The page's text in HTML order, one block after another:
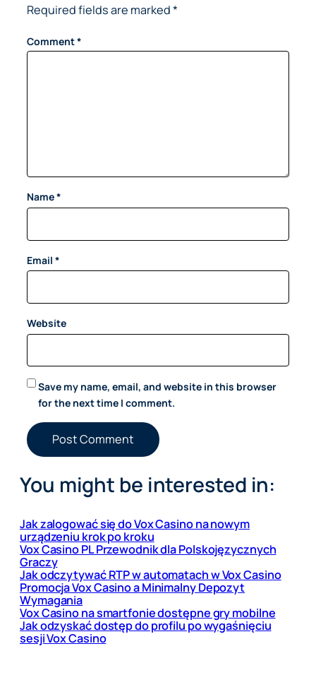
Required fields are marked*
Comment*
Name*
Email *
Website
Save my name, email, and website in this browser
for the next time I comment.
You might be interested in:
Jak zalogować się do Vox Casino na nowym
urządzeniu krok po kroku
Vox Casino PL Przewodnik dla Polskojęzycznych
Graczy
Jak odczytywać RTP w automatach w Vox Casino
Promocja Vox Casino a Minimalny Depozyt
Wymagania
Vox Casino na smartfonie dostępne gry mobilne
Jak odzyskać dostęp do profilu po wygaśnięciu
sesji Vox Casino